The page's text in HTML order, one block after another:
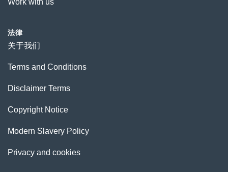
Work with us
法律
关于我们
Terms and Conditions
Disclaimer Terms
Copyright Notice
Modern Slavery Policy
Privacy and cookies